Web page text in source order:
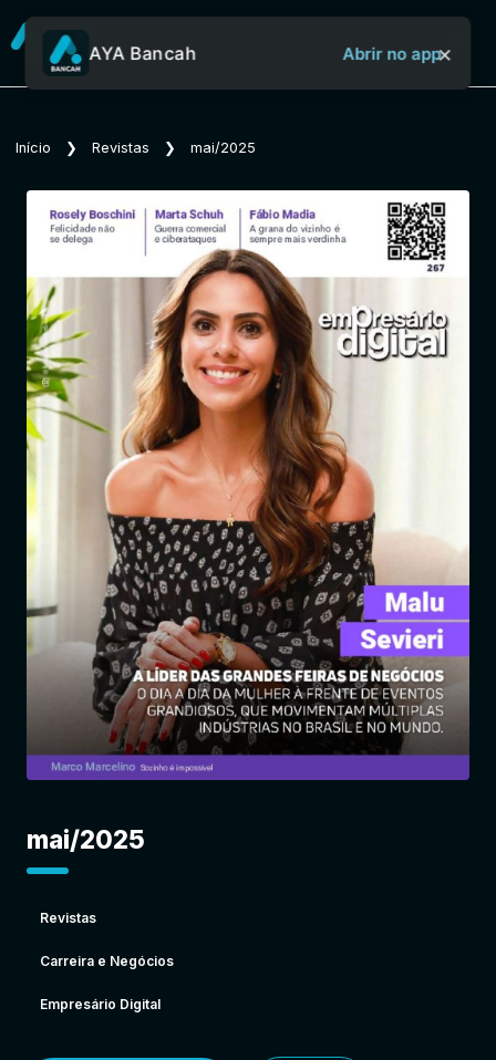
Sobre o Aya Bancah
Início
Revistas
Jornais
Notícias
Entrar
AYA Bancah Abrir no app×
Início ❯ Revistas ❯ mai/2025
mai/2025
Revistas
Carreira e Negócios
Empresário Digital